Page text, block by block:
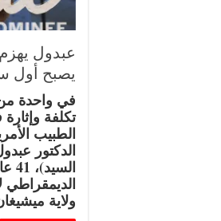
عبدول
يصبح أول
في واحدة من
تكلفة
الطبيب
الدكتور
ولاية